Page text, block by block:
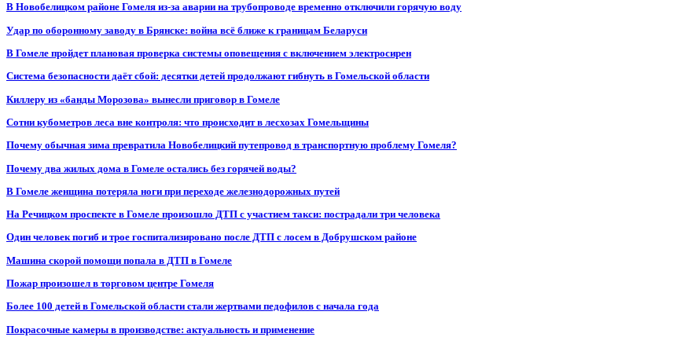
В Новобелицком районе Гомеля из-за аварии на трубопроводе временно отключили горячую воду
Удар по оборонному заводу в Брянске: война всё ближе к границам Беларуси
В Гомеле пройдет плановая проверка системы оповещения с включением электросирен
Система безопасности даёт сбой: десятки детей продолжают гибнуть в Гомельской области
Киллеру из «банды Морозова» вынесли приговор в Гомеле
Сотни кубометров леса вне контроля: что происходит в лесхозах Гомельщины
Почему обычная зима превратила Новобелицкий путепровод в транспортную проблему Гомеля?
Почему два жилых дома в Гомеле остались без горячей воды?
В Гомеле женщина потеряла ноги при переходе железнодорожных путей
На Речицком проспекте в Гомеле произошло ДТП с участием такси: пострадали три человека
Один человек погиб и трое госпитализировано после ДТП с лосем в Добрушском районе
Машина скорой помощи попала в ДТП в Гомеле
Пожар произошел в торговом центре Гомеля
Более 100 детей в Гомельской области стали жертвами педофилов с начала года
Покрасочные камеры в производстве: актуальность и применение